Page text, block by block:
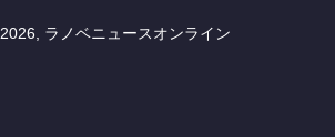
2026, ラノベニュースオンライン